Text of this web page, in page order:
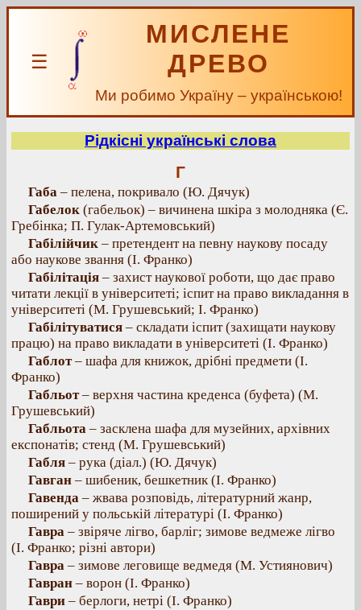
☰
МИСЛЕНЕ
ДРЕВО
Ми робимо Україну – українською!
Рідкісні українські слова
Г
Габа – пелена, покривало (Ю. Дячук)
Габелок (габельок) – вичинена шкіра з молодняка (Є.
Гребінка; П. Гулак-Артемовський)
Габілійчик – претендент на певну наукову посаду
або наукове звання (І. Франко)
Габілітація – захист наукової роботи, що дає право
читати лекції в університеті; іспит на право викладання в
університеті (М. Грушевський; І. Франко)
Габілітуватися – складати іспит (захищати наукову
працю) на право викладати в університеті (І. Франко)
Габлот– шафа для книжок, дрібні предмети (І.
Франко)
Габльот– верхня частина креденса (буфета) (М.
Грушевський)
Габльота – засклена шафа для музейних, архівних
експонатів; стенд (М. Грушевський)
Габля – рука (діал.) (Ю. Дячук)
Гавган – шибеник, бешкетник (І. Франко)
Гавенда – жвава розповідь, літературний жанр,
поширений у польській літературі (І. Франко)
Гавра – звіряче лігво, барліг; зимове ведмеже лігво
(І. Франко; різні автори)
Гавра – зимове леговище ведмедя (М. Устиянович)
Гавран – ворон (І. Франко)
Гаври – берлоги, нетрі (І. Франко)